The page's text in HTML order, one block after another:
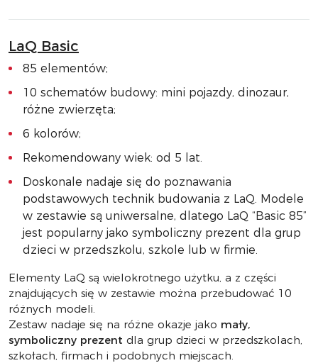
LaQ Basic
85 elementów;
10 schematów budowy: mini pojazdy, dinozaur,
różne zwierzęta;
6 kolorów;
Rekomendowany wiek: od 5 lat.
Doskonale nadaje się do poznawania
podstawowych technik budowania z LaQ. Modele
w zestawie są uniwersalne, dlatego LaQ “Basic 85”
jest popularny jako symboliczny prezent dla grup
dzieci w przedszkolu, szkole lub w firmie.
Elementy LaQ są wielokrotnego użytku, a z części
znajdujących się w zestawie można przebudować 10
różnych modeli.
Zestaw nadaje się na różne okazje jako mały,
symboliczny prezent dla grup dzieci w przedszkolach,
szkołach, firmach i podobnych miejscach.